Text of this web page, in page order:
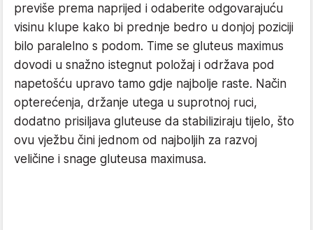
previše prema naprijed i odaberite odgovarajuću
visinu klupe kako bi prednje bedro u donjoj poziciji
bilo paralelno s podom. Time se gluteus maximus
dovodi u snažno istegnut položaj i održava pod
napetošću upravo tamo gdje najbolje raste. Način
opterećenja, držanje utega u suprotnoj ruci,
dodatno prisiljava gluteuse da stabiliziraju tijelo, što
ovu vježbu čini jednom od najboljih za razvoj
veličine i snage gluteusa maximusa.